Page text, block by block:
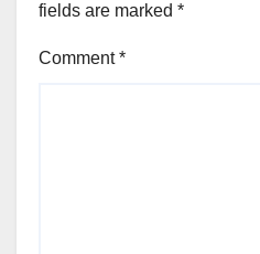
fields are marked *
Comment*